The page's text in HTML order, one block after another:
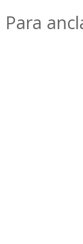
Para